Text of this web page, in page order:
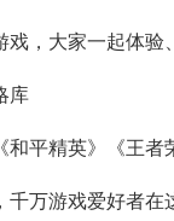
，大家一起体验
库
平精英》《王者
万游戏爱好者在